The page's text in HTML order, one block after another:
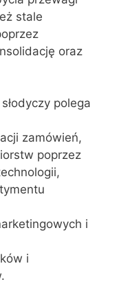
stale
oraz
polega
zamówień,
poprzez
i
i